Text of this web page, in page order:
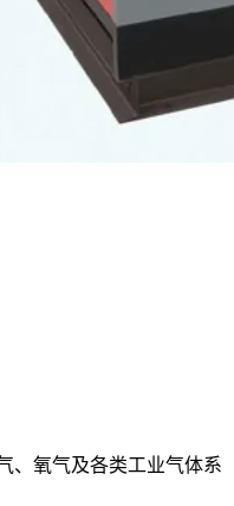
、氧气及各类工业气体系